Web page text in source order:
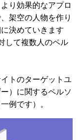
り効果的なアプロ
架空の人物を作り
決めていきます
して複数人のペル
トのターゲットユ
）に関するペルソ
例です）。